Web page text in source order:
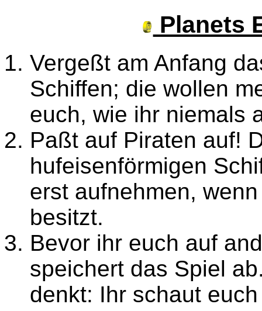
Planets
Vergeßt am Anfang
Schiffen; die wollen
euch, wie ihr niemals
Paßt auf Piraten auf!
hufeisenförmigen
erst aufnehmen,
besitzt.
Bevor ihr euch auf
speichert das Spiel
denkt: Ihr schaut